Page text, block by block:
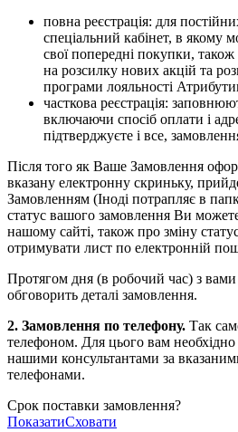
повна реєстрація: для
спеціальний кабінет, в якому
свої попередні покупки,
на розсилку нових акцій та
програми лояльності
часткова реєстрація:
включаючи спосіб оплати і
підтверджуєте і все,
Після того як Ваше Замовлення
вказану електронну скриньку,
Замовленням (Іноді потрапляє в
статус вашого замовлення Ви
нашому сайті, також про зміну
отримувати лист по електронній
Протягом дня (в робочий час) з вами
обговорить деталі замовлення.
2. Замовлення по телефону. Так
телефоном. Для цього вам необхідно
нашими консультантами за
телефонами.
Срок поставки замовлення?
ПоказатиСховати